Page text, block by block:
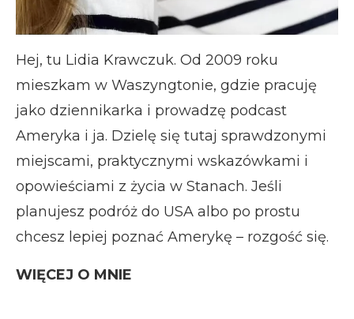
Hej, tu Lidia Krawczuk. Od 2009 roku
mieszkam w Waszyngtonie, gdzie pracuję
jako dziennikarka i prowadzę podcast
Ameryka i ja. Dzielę się tutaj sprawdzonymi
miejscami, praktycznymi wskazówkami i
opowieściami z życia w Stanach. Jeśli
planujesz podróż do USA albo po prostu
chcesz lepiej poznać Amerykę – rozgość się.
WIĘCEJ O MNIE